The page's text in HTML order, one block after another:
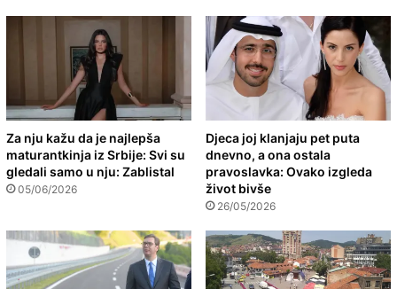
Za nju kažu da je najlepša
maturantkinja iz Srbije: Svi su
gledali samo u nju: Zablistal
05/06/2026
Djeca joj klanjaju pet puta
dnevno, a ona ostala
pravoslavka: Ovako izgleda
život bivše
26/05/2026